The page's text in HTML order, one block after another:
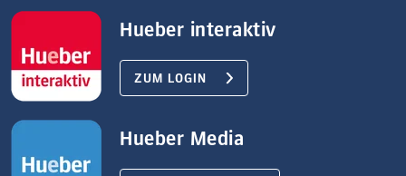
Hueber interaktiv
ZUM LOGIN
Hueber Media